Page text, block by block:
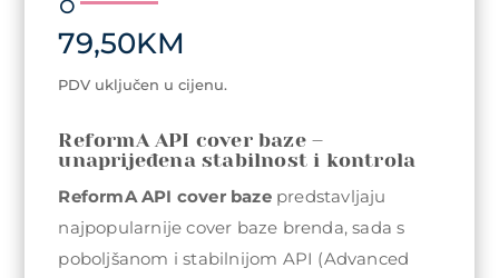
79,50KM
PDV uključen u cijenu.
ReformA API cover baze –
unaprijeđena stabilnost i kontrola
ReformA API cover bazepredstavljaju
najpopularnije cover baze brenda, sada s
poboljšanom i stabilnijom API (Advanced